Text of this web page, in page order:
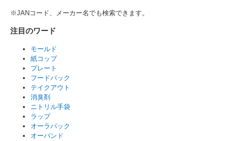
※JANコード、メーカー名でも検索できます。
注目のワード
モールド
紙コップ
プレート
フードパック
テイクアウト
消臭剤
ニトリル手袋
ラップ
オーラパック
オーバンド